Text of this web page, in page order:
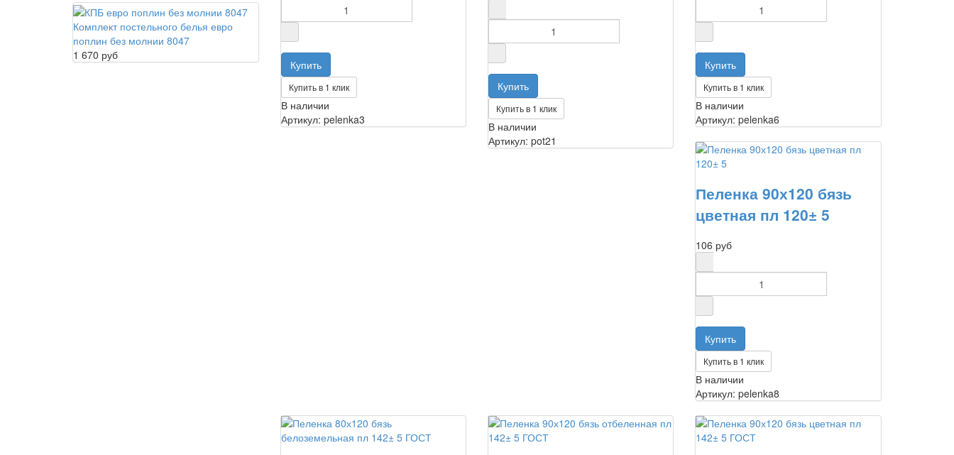
Купить в 1 клик
В наличии
Артикул: pelenka3
Купить в 1 клик
В наличии
Артикул: pot21
Купить в 1 клик
В наличии
Артикул: pelenka6
Пеленка 90х120 бязь
цветная пл 120± 5
106 руб
Купить в 1 клик
В наличии
Артикул: pelenka8
Комплект постельного белья евро
поплин без молнии 8047
1 670 руб